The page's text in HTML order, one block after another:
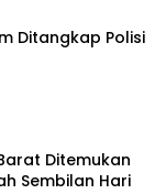
Ditangkap Polisi
Ditemukan
Sembilan Hari